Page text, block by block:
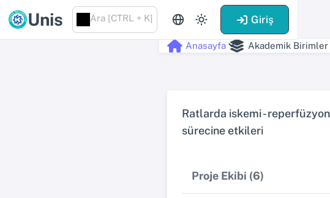
Unis Ara [CTRL + K] Giriş
Anasayfa Akademik Birimler
Ratlarda iskemi -
sürecine etkileri
Proje Ekibi (6)